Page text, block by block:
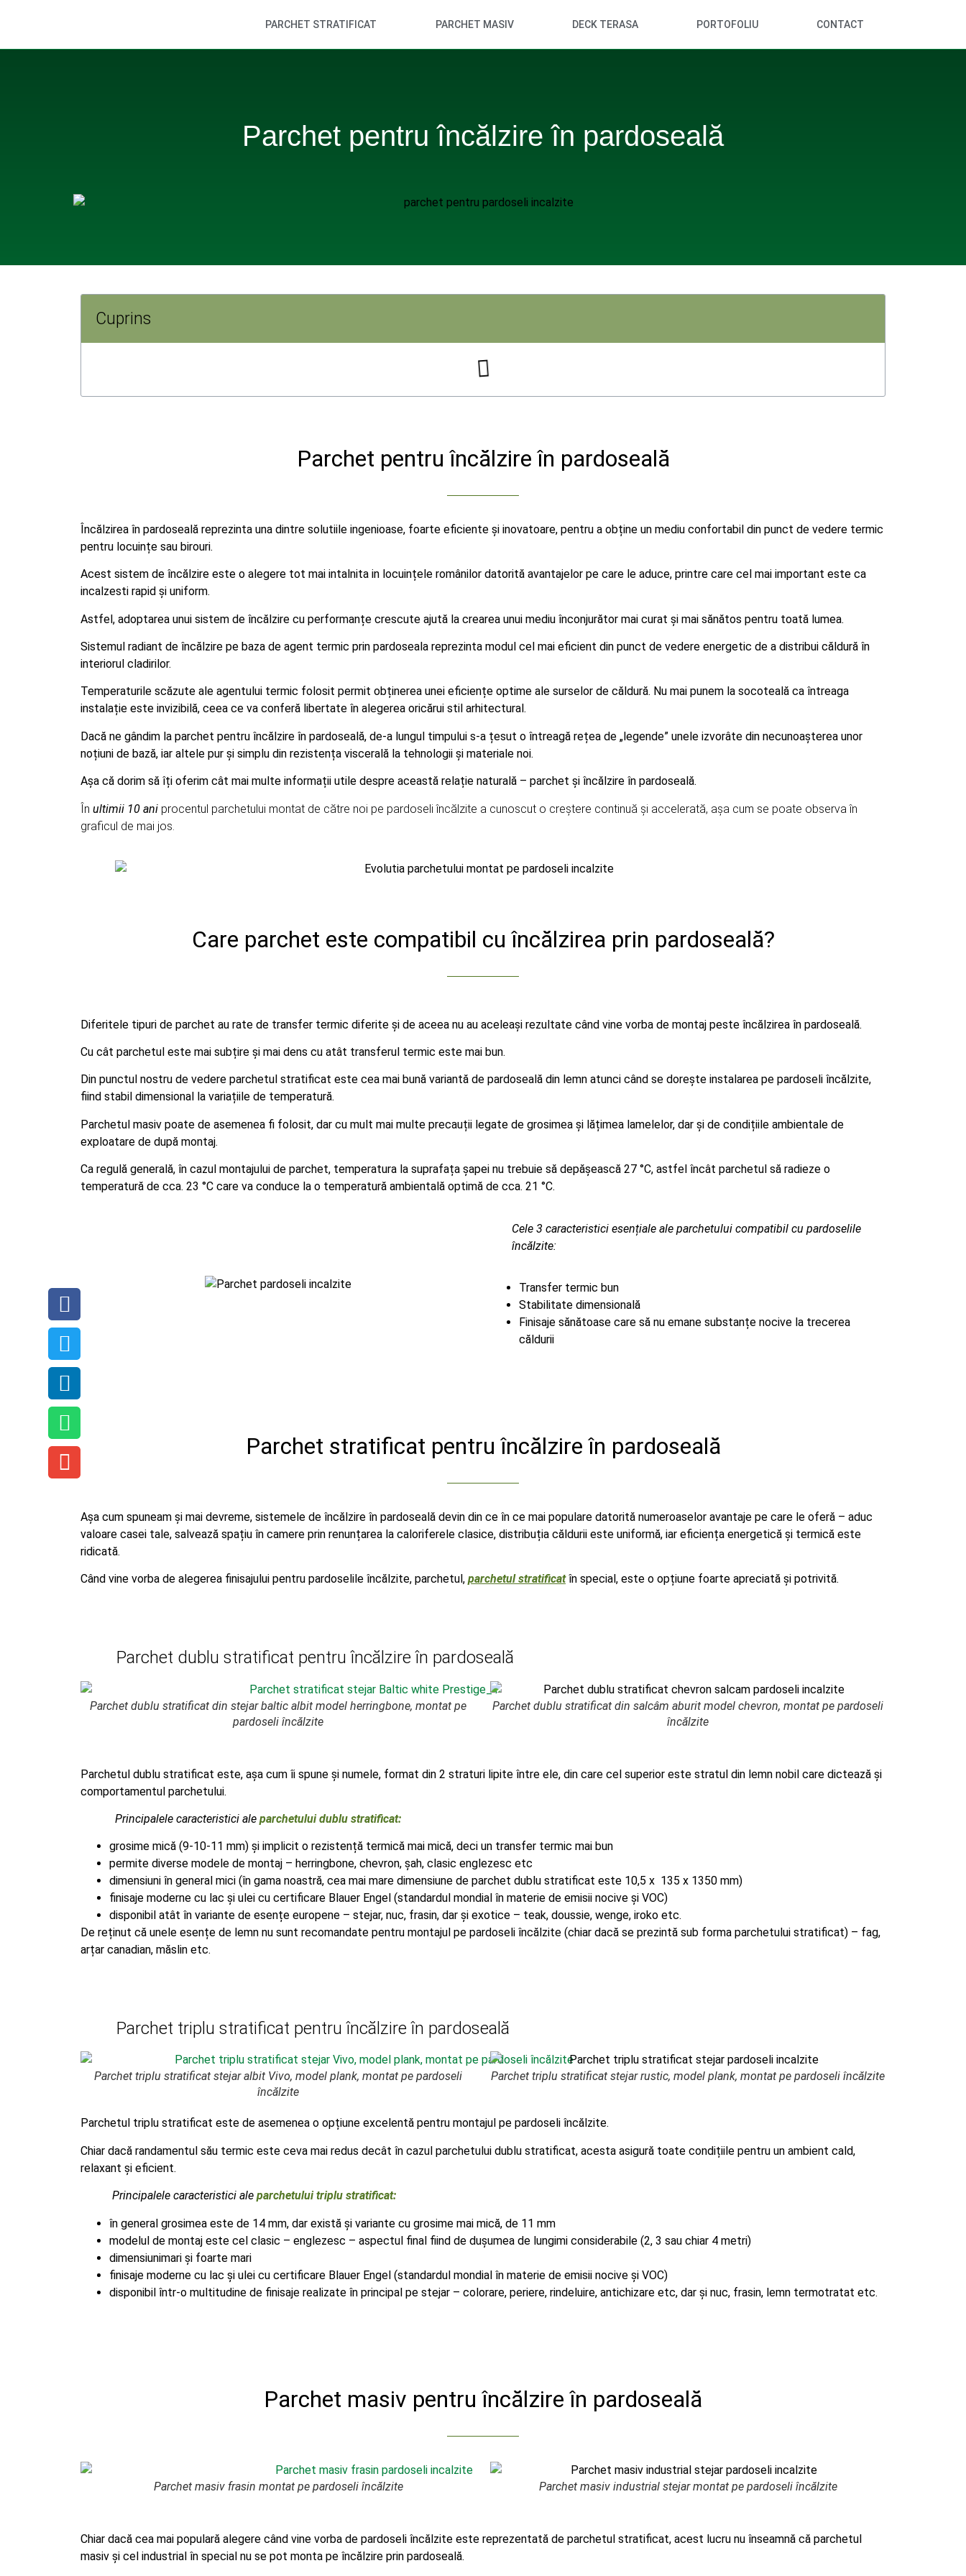
PARCHET STRATIFICAT PARCHET MASIV DECK TERASA PORTOFOLIU CONTACT
Parchet pentru încălzire în pardoseală
Cuprins
Parchet pentru încălzire în pardoseală
Încălzirea în pardoseală reprezinta una dintre solutiile ingenioase, foarte eficiente și inovatoare, pentru a obține un mediu confortabil din punct de vedere termic
pentru locuințe sau birouri.
Acest sistem de încălzire este o alegere tot mai intalnita in locuințele românilor datorită avantajelor pe care le aduce, printre care cel mai important este ca
incalzesti rapid și uniform.
Astfel, adoptarea unui sistem de încălzire cu performanțe crescute ajută la crearea unui mediu înconjurător mai curat și mai sănătos pentru toată lumea.
Sistemul radiant de încălzire pe baza de agent termic prin pardoseala reprezinta modul cel mai eficient din punct de vedere energetic de a distribui căldură în
interiorul cladirilor.
Temperaturile scăzute ale agentului termic folosit permit obținerea unei eficiențe optime ale surselor de căldură. Nu mai punem la socoteală ca întreaga
instalație este invizibilă, ceea ce va conferă libertate în alegerea oricărui stil arhitectural.
Dacă ne gândim la parchet pentru încălzire în pardoseală, de-a lungul timpului s-a țesut o întreagă rețea de „legende” unele izvorâte din necunoașterea unor
noțiuni de bază, iar altele pur și simplu din rezistența viscerală la tehnologii și materiale noi.
Așa că dorim să îți oferim cât mai multe informații utile despre această relație naturală – parchet și încălzire în pardoseală.
În ultimii 10 ani procentul parchetului montat de către noi pe pardoseli încălzite a cunoscut o creștere continuă și accelerată, așa cum se poate observa în
graficul de mai jos.
Care parchet este compatibil cu încălzirea prin pardoseală?
Diferitele tipuri de parchet au rate de transfer termic diferite și de aceea nu au aceleași rezultate când vine vorba de montaj peste încălzirea în pardoseală.
Cu cât parchetul este mai subțire și mai dens cu atât transferul termic este mai bun.
Din punctul nostru de vedere parchetul stratificat este cea mai bună variantă de pardoseală din lemn atunci când se dorește instalarea pe pardoseli încălzite,
fiind stabil dimensional la variațiile de temperatură.
Parchetul masiv poate de asemenea fi folosit, dar cu mult mai multe precauții legate de grosimea și lățimea lamelelor, dar și de condițiile ambientale de
exploatare de după montaj.
Ca regulă generală, în cazul montajului de parchet, temperatura la suprafața șapei nu trebuie să depășească 27 °C, astfel încât parchetul să radieze o
temperatură de cca. 23 °C care va conduce la o temperatură ambientală optimă de cca. 21 °C.
Cele 3 caracteristici esențiale ale parchetului compatibil cu pardoselile
încălzite:
Transfer termic bun
Stabilitate dimensională
Finisaje sănătoase care să nu emane substanțe nocive la trecerea
căldurii
Parchet stratificat pentru încălzire în pardoseală
Așa cum spuneam și mai devreme, sistemele de încălzire în pardoseală devin din ce în ce mai populare datorită numeroaselor avantaje pe care le oferă – aduc
valoare casei tale, salvează spațiu în camere prin renunțarea la caloriferele clasice, distribuția căldurii este uniformă, iar eficiența energetică și termică este
ridicată.
Când vine vorba de alegerea finisajului pentru pardoselile încălzite, parchetul, parchetul stratificatîn special, este o opțiune foarte apreciată și potrivită.
Parchet dublu stratificat pentru încălzire în pardoseală
Parchet dublu stratificat din stejar baltic albit model herringbone, montat pe
pardoseli încălzite
Parchet dublu stratificat din salcâm aburit model chevron, montat pe pardoseli
încălzite
Parchetul dublu stratificat este, așa cum îi spune și numele, format din 2 straturi lipite între ele, din care cel superior este stratul din lemn nobil care dictează și
comportamentul parchetului.
Principalele caracteristici ale parchetului dublu stratificat:
grosime mică (9-10-11 mm) și implicit o rezistență termică mai mică, deci un transfer termic mai bun
permite diverse modele de montaj – herringbone, chevron, șah, clasic englezesc etc
dimensiuni în general mici (în gama noastră, cea mai mare dimensiune de parchet dublu stratificat este 10,5 x 135 x 1350 mm)
finisaje moderne cu lac și ulei cu certificare Blauer Engel (standardul mondial în materie de emisii nocive și VOC)
disponibil atât în variante de esențe europene – stejar, nuc, frasin, dar și exotice – teak, doussie, wenge, iroko etc.
De reținut că unele esențe de lemn nu sunt recomandate pentru montajul pe pardoseli încălzite (chiar dacă se prezintă sub forma parchetului stratificat) – fag,
arțar canadian, măslin etc.
Parchet triplu stratificat pentru încălzire în pardoseală
Parchet triplu stratificat stejar albit Vivo, model plank, montat pe pardoseli
încălzite
Parchet triplu stratificat stejar rustic, model plank, montat pe pardoseli încălzite
Parchetul triplu stratificat este de asemenea o opțiune excelentă pentru montajul pe pardoseli încălzite.
Chiar dacă randamentul său termic este ceva mai redus decât în cazul parchetului dublu stratificat, acesta asigură toate condițiile pentru un ambient cald,
relaxant și eficient.
Principalele caracteristici ale parchetului triplu stratificat:
în general grosimea este de 14 mm, dar există și variante cu grosime mai mică, de 11 mm
modelul de montaj este cel clasic – englezesc – aspectul final fiind de dușumea de lungimi considerabile (2, 3 sau chiar 4 metri)
dimensiunimari și foarte mari
finisaje moderne cu lac și ulei cu certificare Blauer Engel (standardul mondial în materie de emisii nocive și VOC)
disponibil într-o multitudine de finisaje realizate în principal pe stejar – colorare, periere, rindeluire, antichizare etc, dar și nuc, frasin, lemn termotratat etc.
Parchet masiv pentru încălzire în pardoseală
Parchet masiv frasin montat pe pardoseli încălzite Parchet masiv industrial stejar montat pe pardoseli încălzite
Chiar dacă cea mai populară alegere când vine vorba de pardoseli încălzite este reprezentată de parchetul stratificat, acest lucru nu înseamnă că parchetul
masiv și cel industrial în special nu se pot monta pe încălzire prin pardoseală.